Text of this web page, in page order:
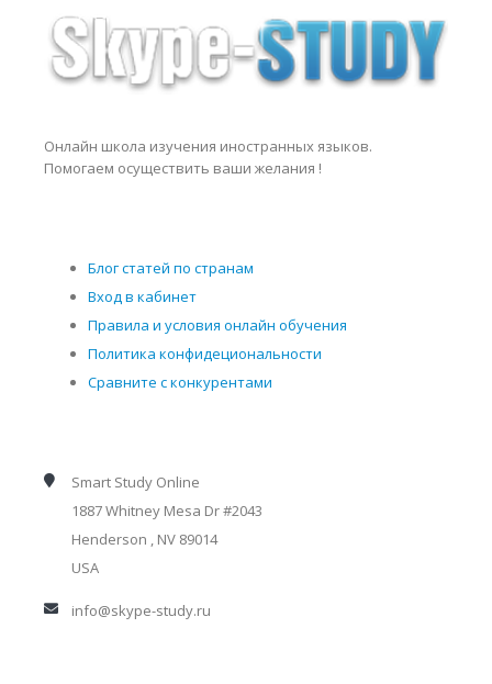
Онлайн школа изучения иностранных языков.
Помогаем осуществить ваши желания !
Блог статей по странам
Вход в кабинет
Правила и условия онлайн обучения
Политика конфидециональности
Сравните с конкурентами
Smart Study Online
1887 Whitney Mesa Dr #2043
Henderson , NV 89014
USA
info@skype-study.ru